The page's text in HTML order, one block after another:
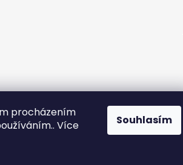
procházením
Více
Souhlasím